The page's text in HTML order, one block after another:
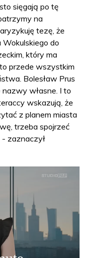
sięgają po tę
na
tezę, że
Wokulskiego do
który ma
przede wszystkim
Bolesław Prus
własne. I to
wskazują, że
z planem miasta
trzeba spojrzeć
zaznaczył